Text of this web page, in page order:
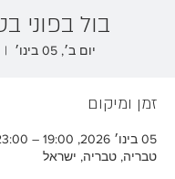
בול בפוני
יום ב׳, 05 בינו׳
|
זמן ומיקום
05 בינו׳ 2026, 19:00 – 23:00
טבריה, טבריה, ישראל